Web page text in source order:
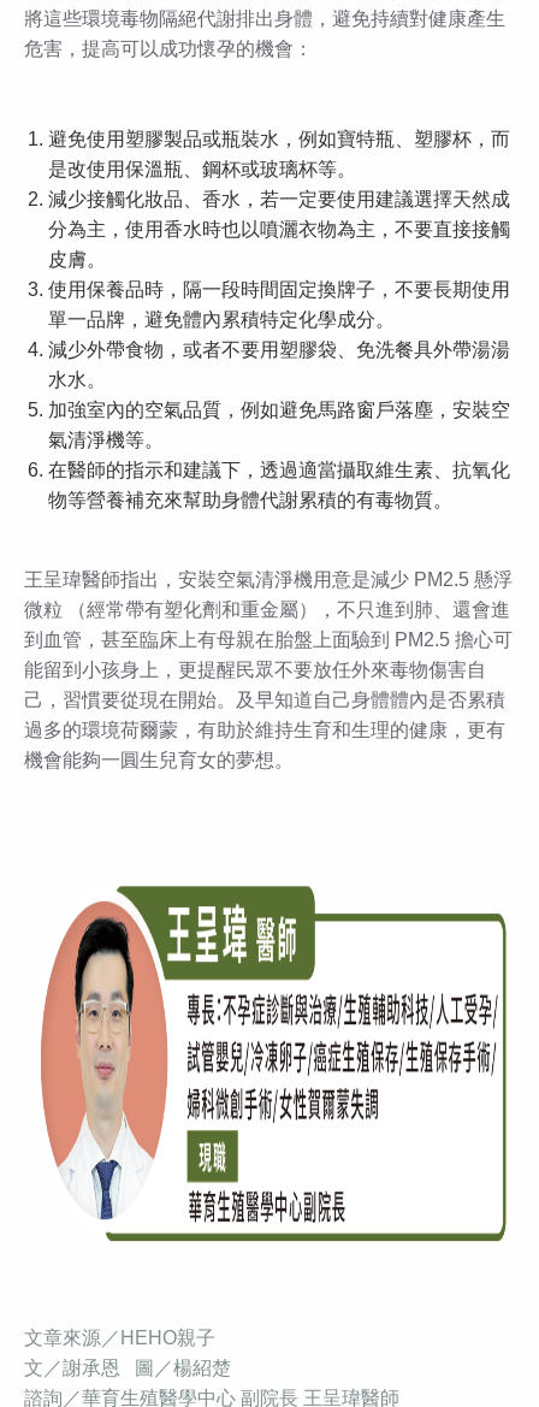
將這些環境毒物隔絕代謝排出身體，避免持續對健康產生
危害，提高可以成功懷孕的機會：
避免使用塑膠製品或瓶裝水，例如寶特瓶、塑膠杯，而
是改使用保溫瓶、鋼杯或玻璃杯等。
減少接觸化妝品、香水，若一定要使用建議選擇天然成
分為主，使用香水時也以噴灑衣物為主，不要直接接觸
皮膚。
使用保養品時，隔一段時間固定換牌子，不要長期使用
單一品牌，避免體內累積特定化學成分。
減少外帶食物，或者不要用塑膠袋、免洗餐具外帶湯湯
水水。
加強室內的空氣品質，例如避免馬路窗戶落塵，安裝空
氣清淨機等。
在醫師的指示和建議下，透過適當攝取維生素、抗氧化
物等營養補充來幫助身體代謝累積的有毒物質。
王呈瑋醫師指出，安裝空氣清淨機用意是減少 PM2.5 懸浮
微粒 （經常帶有塑化劑和重金屬），不只進到肺、還會進
到血管，甚至臨床上有母親在胎盤上面驗到 PM2.5 擔心可
能留到小孩身上，更提醒民眾不要放任外來毒物傷害自
己，習慣要從現在開始。及早知道自己身體體內是否累積
過多的環境荷爾蒙，有助於維持生育和生理的健康，更有
機會能夠一圓生兒育女的夢想。
文章來源／HEHO親子
文／謝承恩 圖／楊紹楚
諮詢／華育生殖醫學中心 副院長 王呈瑋醫師